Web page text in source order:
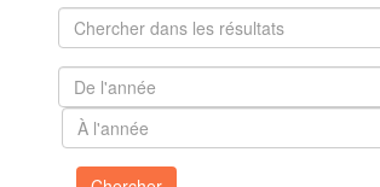
Chercher
dans
les
résultats
De
l'année
À
l'année